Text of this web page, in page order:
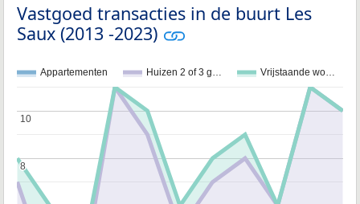
Vastgoed transacties in de buurt Les
Saux (2013 -2023)
Appartementen Huizen 2 of 3 g… Vrijstaande wo…
8
8
10
10